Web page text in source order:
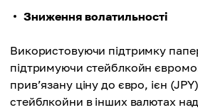
Зниження волатильності
Використовуючи підтримку
підтримуючи стейблкойн
прив’язану ціну до євро, ієн
стейблкойни в інших валютах